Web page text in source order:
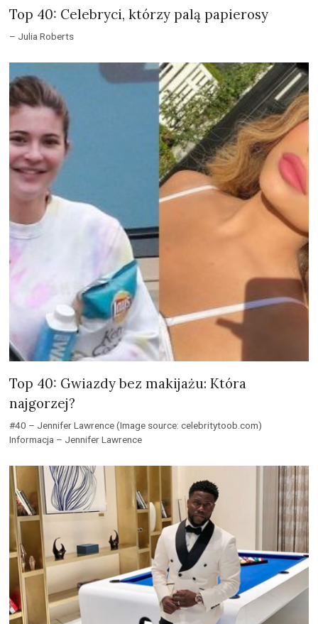
Top 40: Celebryci, którzy palą papierosy
– Julia Roberts
Top 40: Gwiazdy bez makijażu: Która
najgorzej?
#40 – Jennifer Lawrence (Image source: celebritytoob.com)
Informacja – Jennifer Lawrence